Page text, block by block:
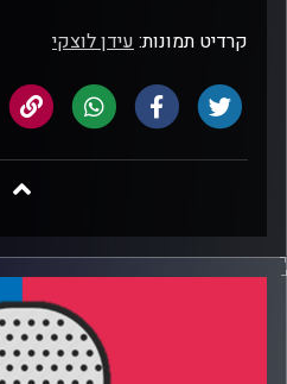
קרדיט תמונות:עידן לוצקי